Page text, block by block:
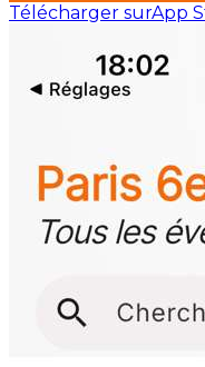
Télécharger surApp